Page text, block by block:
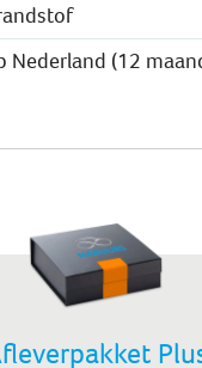
Nederland (12